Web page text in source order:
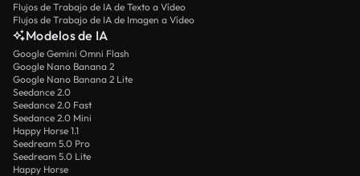
Flujos de Trabajo de IA de Texto a Vídeo
Flujos de Trabajo de IA de Imagen a Vídeo
Modelos de IA
Google Gemini Omni Flash
Google Nano Banana 2
Google Nano Banana 2 Lite
Seedance 2.0
Seedance 2.0 Fast
Seedance 2.0 Mini
Happy Horse 1.1
Seedream 5.0 Pro
Seedream 5.0 Lite
Happy Horse